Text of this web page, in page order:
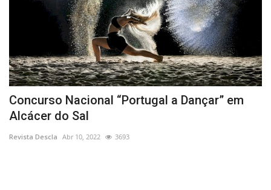
Concurso Nacional “Portugal a Dançar” em
Alcácer do Sal
Revista Descla Abr 10, 2022 3693